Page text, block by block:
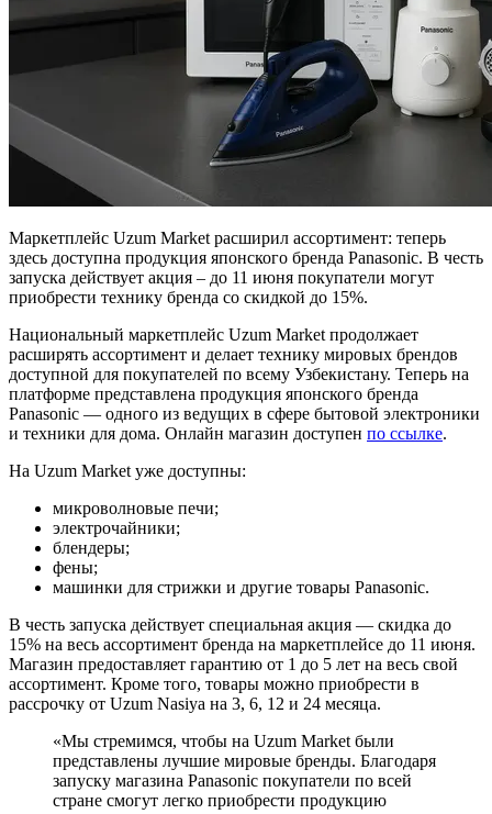
Маркетплейс Uzum Market расширил ассортимент: теперь
здесь доступна продукция японского бренда Panasonic. В честь
запуска действует акция – до 11 июня покупатели могут
приобрести технику бренда со скидкой до 15%.
Национальный маркетплейс Uzum Market продолжает
расширять ассортимент и делает технику мировых брендов
доступной для покупателей по всему Узбекистану. Теперь на
платформе представлена продукция японского бренда
Panasonic — одного из ведущих в сфере бытовой электроники
и техники для дома. Онлайн магазин доступен по ссылке.
На Uzum Market уже доступны:
микроволновые печи;
электрочайники;
блендеры;
фены;
машинки для стрижки и другие товары Panasonic.
В честь запуска действует специальная акция — скидка до
15% на весь ассортимент бренда на маркетплейсе до 11 июня.
Магазин предоставляет гарантию от 1 до 5 лет на весь свой
ассортимент. Кроме того, товары можно приобрести в
рассрочку от Uzum Nasiya на 3, 6, 12 и 24 месяца.
«Мы стремимся, чтобы на Uzum Market были
представлены лучшие мировые бренды. Благодаря
запуску магазина Panasonic покупатели по всей
стране смогут легко приобрести продукцию